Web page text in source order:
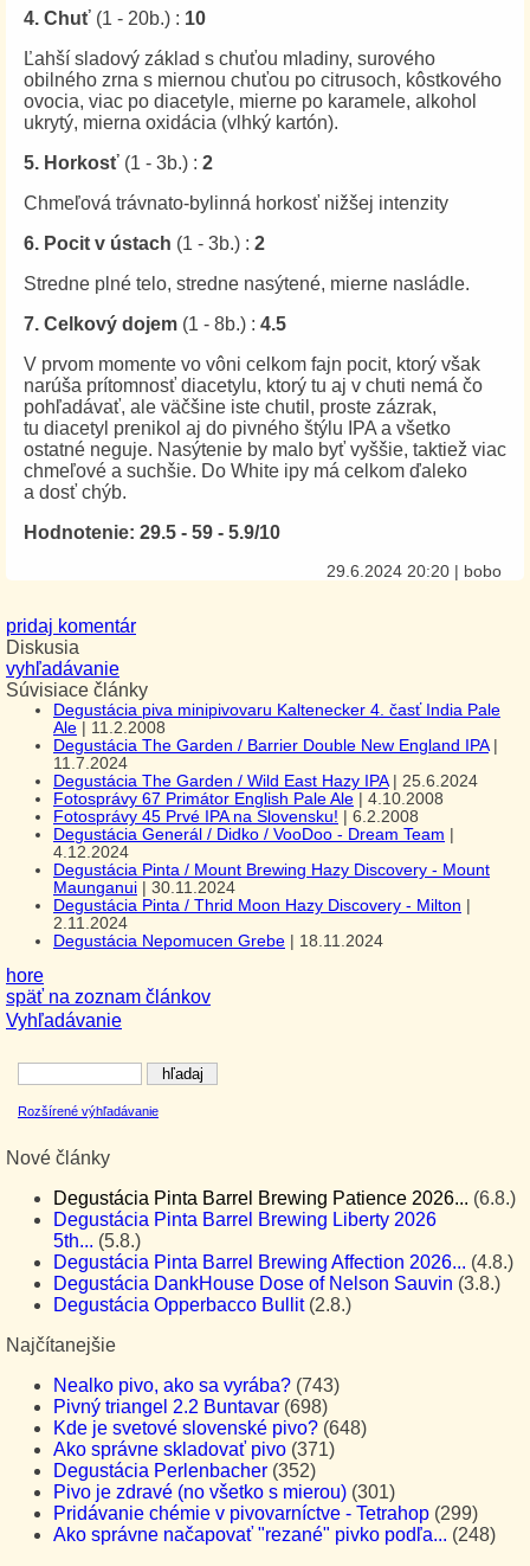
Vyhľadávanie
Rozšírené výhľadávanie
Nové články
Degustácia Pinta Barrel Brewing Patience 2026... (6.8.)
Degustácia Pinta Barrel Brewing Liberty 2026
5th... (5.8.)
Degustácia Pinta Barrel Brewing Affection 2026... (4.8.)
Degustácia DankHouse Dose of Nelson Sauvin (3.8.)
Degustácia Opperbacco Bullit(2.8.)
Najčítanejšie
Nealko pivo, ako sa vyrába? (743)
Pivný triangel 2.2 Buntavar (698)
Kde je svetové slovenské pivo? (648)
Ako správne skladovať pivo (371)
Degustácia Perlenbacher (352)
Pivo je zdravé (no všetko s mierou) (301)
Pridávanie chémie v pivovarníctve - Tetrahop (299)
Ako správne načapovať "rezané" pivko podľa... (248)
4. Chuť (1 - 20b.) : 10
Ľahší sladový základ s chuťou mladiny, surového
obilného zrna s miernou chuťou po citrusoch, kôstkového
ovocia, viac po diacetyle, mierne po karamele, alkohol
ukrytý, mierna oxidácia (vlhký kartón).
5. Horkosť (1 - 3b.) : 2
Chmeľová trávnato-bylinná horkosť nižšej intenzity
6. Pocit v ústach (1 - 3b.) : 2
Stredne plné telo, stredne nasýtené, mierne nasládle.
7. Celkový dojem (1 - 8b.) : 4.5
V prvom momente vo vôni celkom fajn pocit, ktorý však
narúša prítomnosť diacetylu, ktorý tu aj v chuti nemá čo
pohľadávať, ale väčšine iste chutil, proste zázrak,
tu diacetyl prenikol aj do pivného štýlu IPA a všetko
ostatné neguje. Nasýtenie by malo byť vyššie, taktiež viac
chmeľové a suchšie. Do White ipy má celkom ďaleko
a dosť chýb.
Hodnotenie: 29.5 - 59 - 5.9/10
29.6.2024 20:20 bobo
pridaj komentár
Diskusia
vyhľadávanie
Súvisiace články
Degustácia piva minipivovaru Kaltenecker 4. časť India Pale
Ale
11.2.2008
Degustácia The Garden / Barrier Double New England IPA
11.7.2024
Degustácia The Garden / Wild East Hazy IPA
25.6.2024
Fotosprávy 67 Primátor English Pale Ale
4.10.2008
Fotosprávy 45 Prvé IPA na Slovensku!
6.2.2008
Degustácia Generál / Didko / VooDoo - Dream Team
4.12.2024
Degustácia Pinta / Mount Brewing Hazy Discovery - Mount
Maunganui
30.11.2024
Degustácia Pinta / Thrid Moon Hazy Discovery - Milton
2.11.2024
Degustácia Nepomucen Grebe
18.11.2024
hore
späť na zoznam článkov